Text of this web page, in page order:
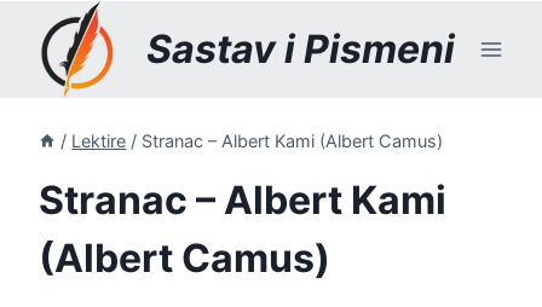
content
Sastav i Pismeni
/ Lektire / Stranac – Albert Kami (Albert Camus)
Stranac – Albert Kami
(Albert Camus)